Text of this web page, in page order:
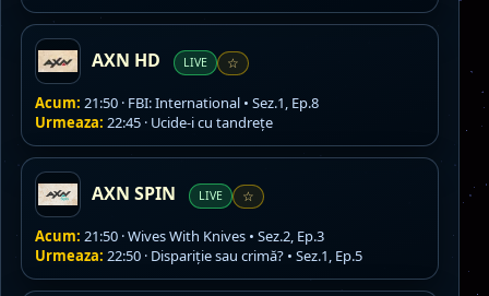
AXN HD LIVE ☆
Acum: 21:50 · FBI: International • Sez.1, Ep.8
Urmeaza: 22:45 · Ucide-i cu tandrețe
AXN SPIN LIVE ☆
Acum: 21:50 · Wives With Knives • Sez.2, Ep.3
Urmeaza: 22:50 · Dispariție sau crimă? • Sez.1, Ep.5